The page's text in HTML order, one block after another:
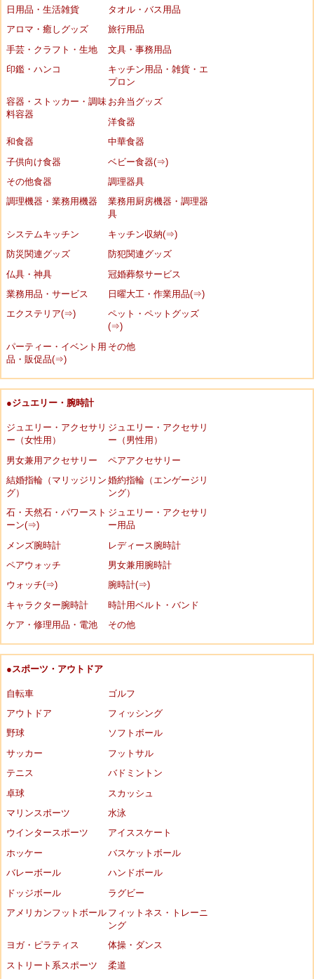
日用品・生活雑貨
タオル・バス用品
アロマ・癒しグッズ
旅行用品
手芸・クラフト・生地
文具・事務用品
印鑑・ハンコ
キッチン用品・雑貨・エ
プロン
容器・ストッカー・調味
料容器
お弁当グッズ
洋食器
和食器
中華食器
子供向け食器
ベビー食器(⇒)
その他食器
調理器具
調理機器・業務用機器
業務用厨房機器・調理器
具
システムキッチン
キッチン収納(⇒)
防災関連グッズ
防犯関連グッズ
仏具・神具
冠婚葬祭サービス
業務用品・サービス
日曜大工・作業用品(⇒)
エクステリア(⇒)
ペット・ペットグッズ
(⇒)
パーティー・イベント用
品・販促品(⇒)
その他
●ジュエリー・腕時計
ジュエリー・アクセサリ
ー（女性用）
ジュエリー・アクセサリ
ー（男性用）
男女兼用アクセサリー
ペアアクセサリー
結婚指輪（マリッジリン
グ）
婚約指輪（エンゲージリ
ング）
石・天然石・パワースト
ーン(⇒)
ジュエリー・アクセサリ
ー用品
メンズ腕時計
レディース腕時計
ペアウォッチ
男女兼用腕時計
ウォッチ(⇒)
腕時計(⇒)
キャラクター腕時計
時計用ベルト・バンド
ケア・修理用品・電池
その他
●スポーツ・アウトドア
自転車
ゴルフ
アウトドア
フィッシング
野球
ソフトボール
サッカー
フットサル
テニス
バドミントン
卓球
スカッシュ
マリンスポーツ
水泳
ウインタースポーツ
アイススケート
ホッケー
バスケットボール
バレーボール
ハンドボール
ドッジボール
ラグビー
アメリカンフットボール フィットネス・トレーニ
ング
ヨガ・ピラティス
体操・ダンス
ストリート系スポーツ
柔道